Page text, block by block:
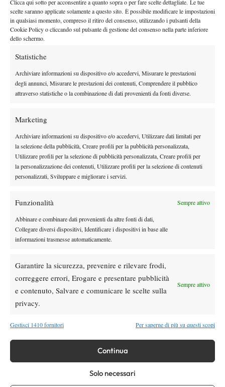
Clicca qui sotto per acconsentire a quanto sopra o per fare scelte dettagliate. Le tue
scelte saranno applicate solamente a questo sito. È possibile modificare le impostazioni
in qualsiasi momento, compreso il ritiro del consenso, utilizzando i pulsanti della
Cookie Policy o cliccando sul pulsante di gestione del consenso nella parte inferiore
dello schermo.
Statistiche
Archiviare informazioni su dispositivo e/o accedervi, Misurare le prestazioni
degli annunci, Misurare le prestazioni dei contenuti, Comprendere il pubblico
attraverso statistiche o la combinazione di dati provenienti da fonti diverse.
Marketing
Archiviare informazioni su dispositivo e/o accedervi, Utilizzare dati limitati per
la selezione della pubblicità, Creare profili per la pubblicità personalizzata,
Utilizzare profili per la selezione di pubblicità personalizzata, Creare profili per
la personalizzazione dei contenuti, Utilizzare profili per la selezione di contenuti
personalizzati, Sviluppare e migliorare i servizi.
Funzionalità Sempre attivo
Abbinare e combinare dati provenienti da altre fonti di dati,
Collegare diversi dispositivi, Identificare i dispositivi in base alle
informazioni trasmesse automaticamente.
Garantire la sicurezza, prevenire e rilevare frodi,
correggere errori, Erogare e presentare pubblicità
e contenuto, Salvare e comunicare le scelte sulla
privacy.
Sempre attivo
Gestisci 1410 fornitori Per saperne di più su questi scopi
Continua
Solo necessari
allenarlo in queste condizioni?”
La conversazione si sposta poi sulla condizione attuale del tennis
maschile. Ivanišević loda i giovani protagonisti, a partire da
ragazzo maturo, concreto, che lavora tanto. Ma anche Alcaraz è
un talento pazzesco, imprevedibile, capace di tutto. Il futuro è in
buone mani.”
Sulla situazione dei tennisti croati, Ivanišević si dice fiducioso:
Non bisogna bruciarli con troppe aspettative.
Infine, quando gli viene chiesto di cosa abbia più bisogno oggi
Goran Ivanišević, risponde con un sorriso: “Serenità. Il tennis mi
ha dato tanto, ma ora ho bisogno di respirare. Mi godo il
momento. Il futuro? Vedremo. Ma per ora, niente tour, niente
Masters 1000 Montreal 2026: programma,
Masters 1000 Montreal 2026: Darderi
rimonta Shang e vola agli ottavi
News